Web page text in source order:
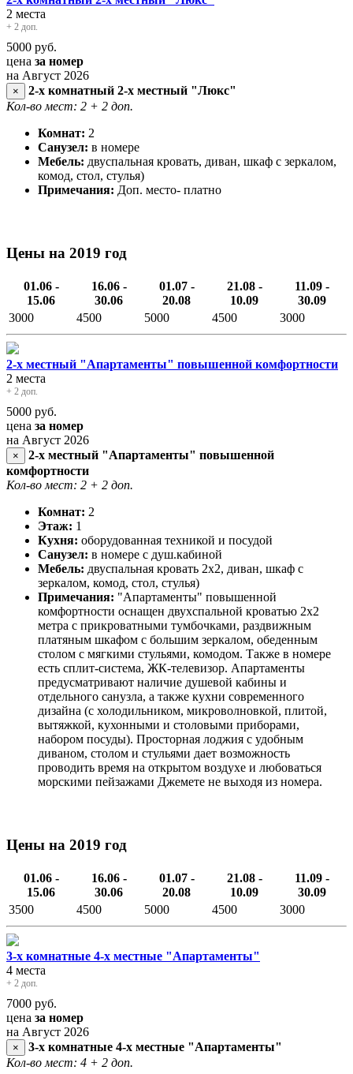
2 места
+ 2 доп.
5000 руб.
цена за номер
на Август 2026
×
2-х комнатный 2-х местный "Люкс"
Кол-во мест: 2 + 2 доп.
Комнат: 2
Санузел: в номере
Мебель: двуспальная кровать, диван, шкаф с зеркалом,
комод, стол, стулья)
Примечания: Доп. место- платно
Цены на 2019 год
01.06 -
15.06
16.06 -
30.06
01.07 -
20.08
21.08 -
10.09
11.09 -
30.09
3000
4500 5000 4500 3000
2-х местный "Апартаменты" повышенной комфортности
2 места
+ 2 доп.
5000 руб.
цена за номер
на Август 2026
×
2-х местный "Апартаменты" повышенной
комфортности
Кол-во мест: 2 + 2 доп.
Комнат: 2
Этаж: 1
Кухня: оборудованная техникой и посудой
Санузел: в номере с душ.кабиной
Мебель: двуспальная кровать 2х2, диван, шкаф с
зеркалом, комод, стол, стулья)
Примечания: "Апартаменты" повышенной
комфортности оснащен двухспальной кроватью 2х2
метра с прикроватными тумбочками, раздвижным
платяным шкафом с большим зеркалом, обеденным
столом с мягкими стульями, комодом. Также в номере
есть сплит-система, ЖК-телевизор. Апартаменты
предусматривают наличие душевой кабины и
отдельного санузла, а также кухни современного
дизайна (с холодильником, микроволновкой, плитой,
вытяжкой, кухонными и столовыми приборами,
набором посуды). Просторная лоджия с удобным
диваном, столом и стульями дает возможность
проводить время на открытом воздухе и любоваться
морскими пейзажами Джемете не выходя из номера.
Цены на 2019 год
01.06 -
15.06
16.06 -
30.06
01.07 -
20.08
21.08 -
10.09
11.09 -
30.09
3500
4500 5000 4500 3000
3-х комнатные 4-х местные "Апартаменты"
4 места
+ 2 доп.
7000 руб.
цена за номер
на Август 2026
×
3-х комнатные 4-х местные "Апартаменты"
Кол-во мест: 4 + 2 доп.